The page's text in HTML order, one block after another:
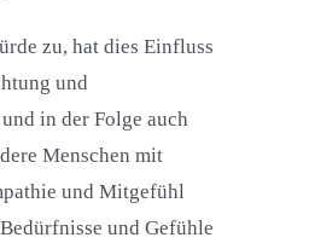
zu, hat dies Einfluss
und
in der Folge auch
Menschen mit
und Mitgefühl
und Gefühle